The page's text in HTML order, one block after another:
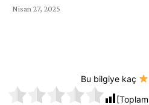
Nisan 27, 2025
Bu bilgiye kaç